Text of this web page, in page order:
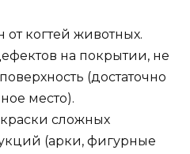
от когтей животных.
на покрытии, не
(достаточно
место).
сложных
(арки, фигурные